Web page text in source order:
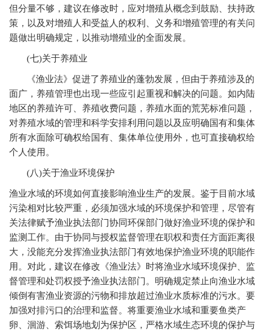
但分量不够，建议在修改时，应对增殖从概念到鼓励、扶持政
策，以及对增殖人和受益人的权利、义务和增殖管理的有关问
题做出明确规定，以推动增殖业的全面发展。
(七)关于养殖业
《渔业法》促进了养殖业的蓬勃发展，但由于养殖涉及的
面广，养殖管理也出现一些应引起重视和解决的问题。如内陆
地区的养殖许可、养殖收费问题，养殖水面的荒芜标准问题，
对养殖水域的管理和科学安排利用问题以及应明确国有和集体
所有水面除可确权给国有、集体单位使用外，也可直接确权给
个人使用。
(八)关于渔业环境保护
渔业水域的环境如何直接影响渔业生产的发展。鉴于目前水域
污染相对比较严重，必须加强水域的环境保护和管理，尽管有
关法律赋予渔业执法部门协同环保部门做好渔业环境的保护和
监测工作。由于协同与授权监督管理在职权和责任方面距离很
大，没能充分发挥渔业执法部门有效地保护渔业环境的职能作
用。对此，建议在修改《渔业法》时将渔业水域环境保护、监
督管理和处罚权授予渔业执法部门。明确规定禁止向渔业水域
倾倒有害渔业资源的污物和排放超过渔业水质标准的污水。要
加强对排污口的治理和监督。将重要渔业水域和重要鱼类产
卵、洄游、索饵场地划为保护区，严格水域生态环境的保护与